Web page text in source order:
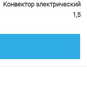
Конвектор электрический
1,5